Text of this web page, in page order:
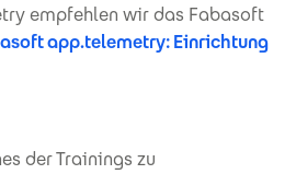
empfehlen wir das Fabasoft
app.telemetry: Einrichtung
der Trainings zu